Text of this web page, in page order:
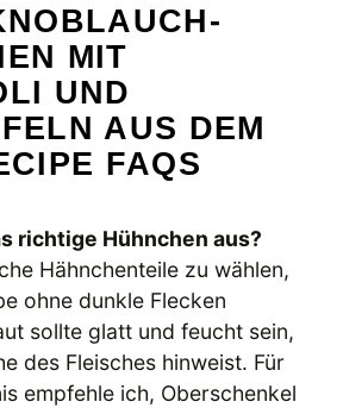
MIT
UND
AUS DEM
FAQS
richtige Hühnchen aus?
Hähnchenteile zu wählen,
ohne dunkle Flecken
sollte glatt und feucht sein,
des Fleisches hinweist. Für
empfehle ich, Oberschenkel